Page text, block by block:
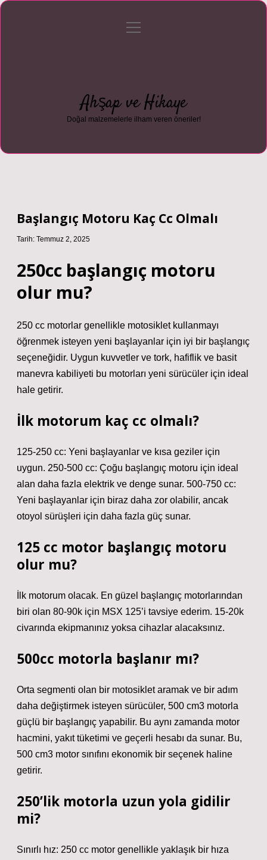
Gizlilik Politikası
menüyü
Ahşap ve Hikaye
Doğal malzemelerle ilham veren öneriler!
Başlangıç Motoru Kaç Cc Olmalı
Tarih: Temmuz 2, 2025
250cc başlangıç motoru
olur mu?
250 cc motorlar genellikle motosiklet kullanmayı
öğrenmek isteyen yeni başlayanlar için iyi bir başlangıç
​​seçeneğidir. Uygun kuvvetler ve tork, hafiflik ve basit
manevra kabiliyeti bu motorları yeni sürücüler için ideal
hale getirir.
İlk motorum kaç cc olmalı?
125-250 cc: Yeni başlayanlar ve kısa geziler için
uygun. 250-500 cc: Çoğu başlangıç ​​motoru için ideal
alan daha fazla elektrik ve denge sunar. 500-750 cc:
Yeni başlayanlar için biraz daha zor olabilir, ancak
otoyol sürüşleri için daha fazla güç sunar.
125 cc motor başlangıç motoru
olur mu?
İlk motorum olacak. En güzel başlangıç ​​motorlarından
biri olan 80-90k için MSX 125’i tavsiye ederim. 15-20k
civarında ekipmanınız yoksa cihazlar alacaksınız.
500cc motorla başlanır mı?
Orta segmenti olan bir motosiklet aramak ve bir adım
daha değiştirmek isteyen sürücüler, 500 cm3 motorla
güçlü bir başlangıç ​​yapabilir. Bu aynı zamanda motor
hacmini, yakıt tüketimi ve geçerli hesabı da sunar. Bu,
500 cm3 motor sınıfını ekonomik bir seçenek haline
getirir.
250’lik motorla uzun yola gidilir
mi?
Sınırlı hız: 250 cc motor genellikle yaklaşık bir hıza